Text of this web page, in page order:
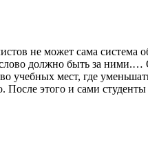
не может сама
должно быть за ними.…
учебных мест, где
После этого и сами